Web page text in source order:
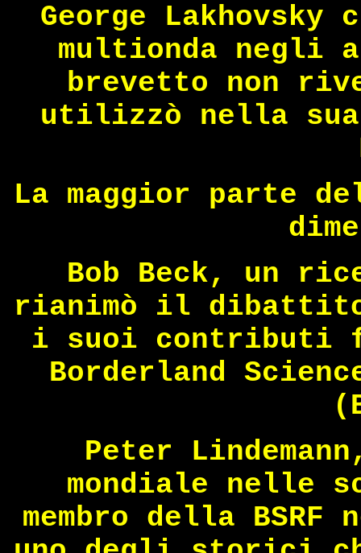
George
multionda negli
brevetto non
utilizzò nella
La maggior parte
Bob Beck, un
rianimò il dibattito
i suoi contributi
Borderland
Peter
mondiale nelle
membro della